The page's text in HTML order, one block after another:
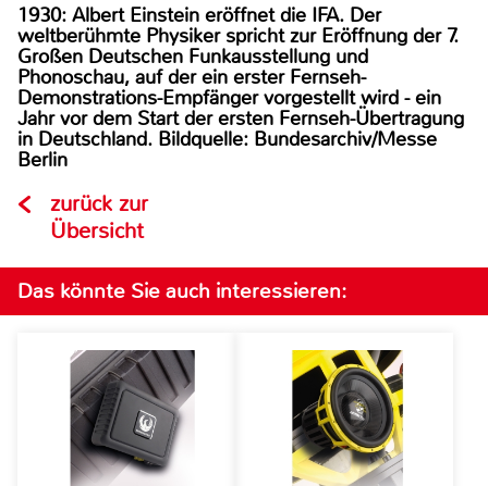
1930: Albert Einstein eröffnet die IFA. Der
weltberühmte Physiker spricht zur Eröffnung der 7.
Großen Deutschen Funkausstellung und
Phonoschau, auf der ein erster Fernseh-
Demonstrations-Empfänger vorgestellt wird - ein
Jahr vor dem Start der ersten Fernseh-Übertragung
in Deutschland. Bildquelle: Bundesarchiv/Messe
Berlin
zurück zur
Übersicht
Das könnte Sie auch interessieren: